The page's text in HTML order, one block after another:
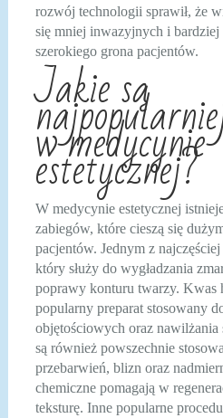
rozwój technologii sprawił, że
się mniej inwazyjnych i bardziej
szerokiego grona pacjentów.
Jakie są
w medycynie
estetycznej?
W medycynie estetycznej
zabiegów, które cieszą się
pacjentów. Jednym z
który służy do wygładzania
poprawy konturu twarzy.
popularny preparat stosowany
objętościowych oraz
są również powszechnie
przebarwień, blizn oraz
chemiczne pomagają w
teksturę. Inne popularne